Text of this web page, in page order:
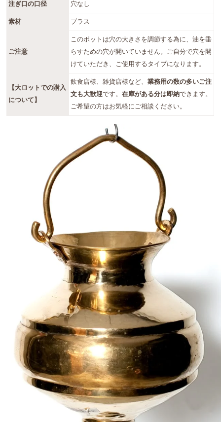
注ぎ口の口径 穴なし
素材 ブラス
ご注意
このポットは穴の大きさを調節する為に、油を垂
らすための穴が開いていません。ご自分で穴を開
けていただき、ご使用するタイプになります。
【大ロットでの購入
について】
飲食店様、雑貨店様など、業務用の数の多いご注
文も大歓迎です。在庫がある分は即納できます。
ご希望の方はお気軽にご相談ください。